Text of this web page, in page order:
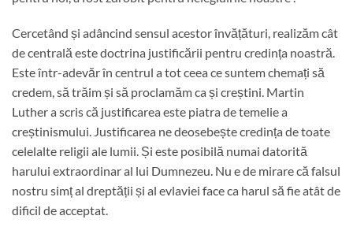
Cercetând și adâncind sensul acestor învățături, realizăm cât
de centrală este doctrina justificării pentru credința noastră.
Este într-adevăr în centrul a tot ceea ce suntem chemați să
credem, să trăim și să proclamăm ca și creștini. Martin
Luther a scris că justificarea este piatra de temelie a
creștinismului. Justificarea ne deosebește credința de toate
celelalte religii ale lumii. Și este posibilă numai datorită
harului extraordinar al lui Dumnezeu. Nu e de mirare că falsul
nostru simț al dreptății și al evlaviei face ca harul să fie atât de
dificil de acceptat.